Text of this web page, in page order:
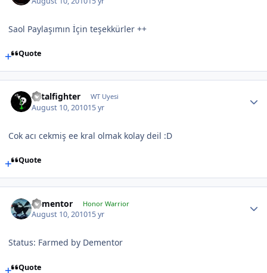
Saol Paylaşımın İçin teşekkürler ++
Quote
Fatalfighter WT Uyesi
August 10, 201015 yr
Cok acı cekmiş ee kral olmak kolay deil :D
Quote
dementor Honor Warrior
August 10, 201015 yr
Status: Farmed by Dementor
Quote